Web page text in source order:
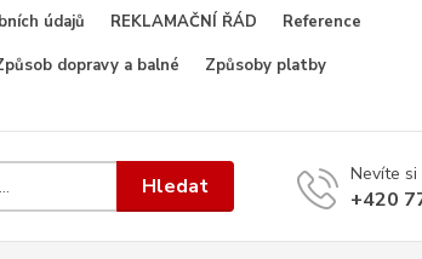
údajů REKLAMAČNÍ ŘÁD
Reference
dopravy a balné
Způsoby platby
Hledat Nevíte si
+420